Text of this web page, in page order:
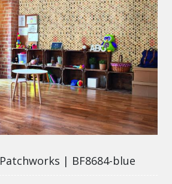
Patchworks | BF8684-blue